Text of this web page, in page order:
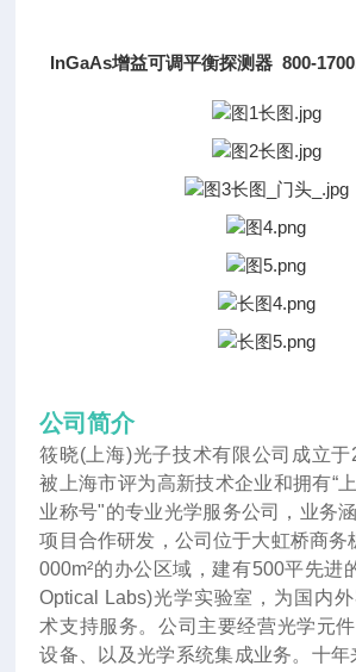
InGaAs增益可调平衡探测器 800-
公司简介
筱晓(上海)光子技术有限公司成立于
被上海市评为高新技术企业和拥有“
业称号"的专业光学服务公司，业务
项目合作研发，公司位于大虹桥商务
000m²的办公区域，建有500平先进
Optical Labs)光学实验室，为国内
术支持服务。公司主要经营光学元
设备、以及光学系统集成业务。十年